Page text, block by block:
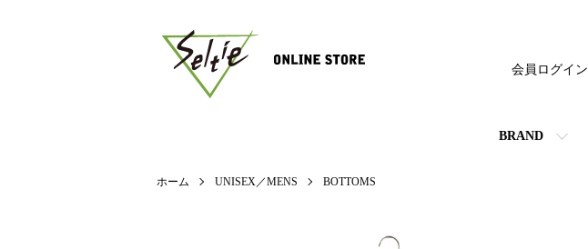
BRAND
会員ログイン
ホーム UNISEX／MENS BOTTOMS